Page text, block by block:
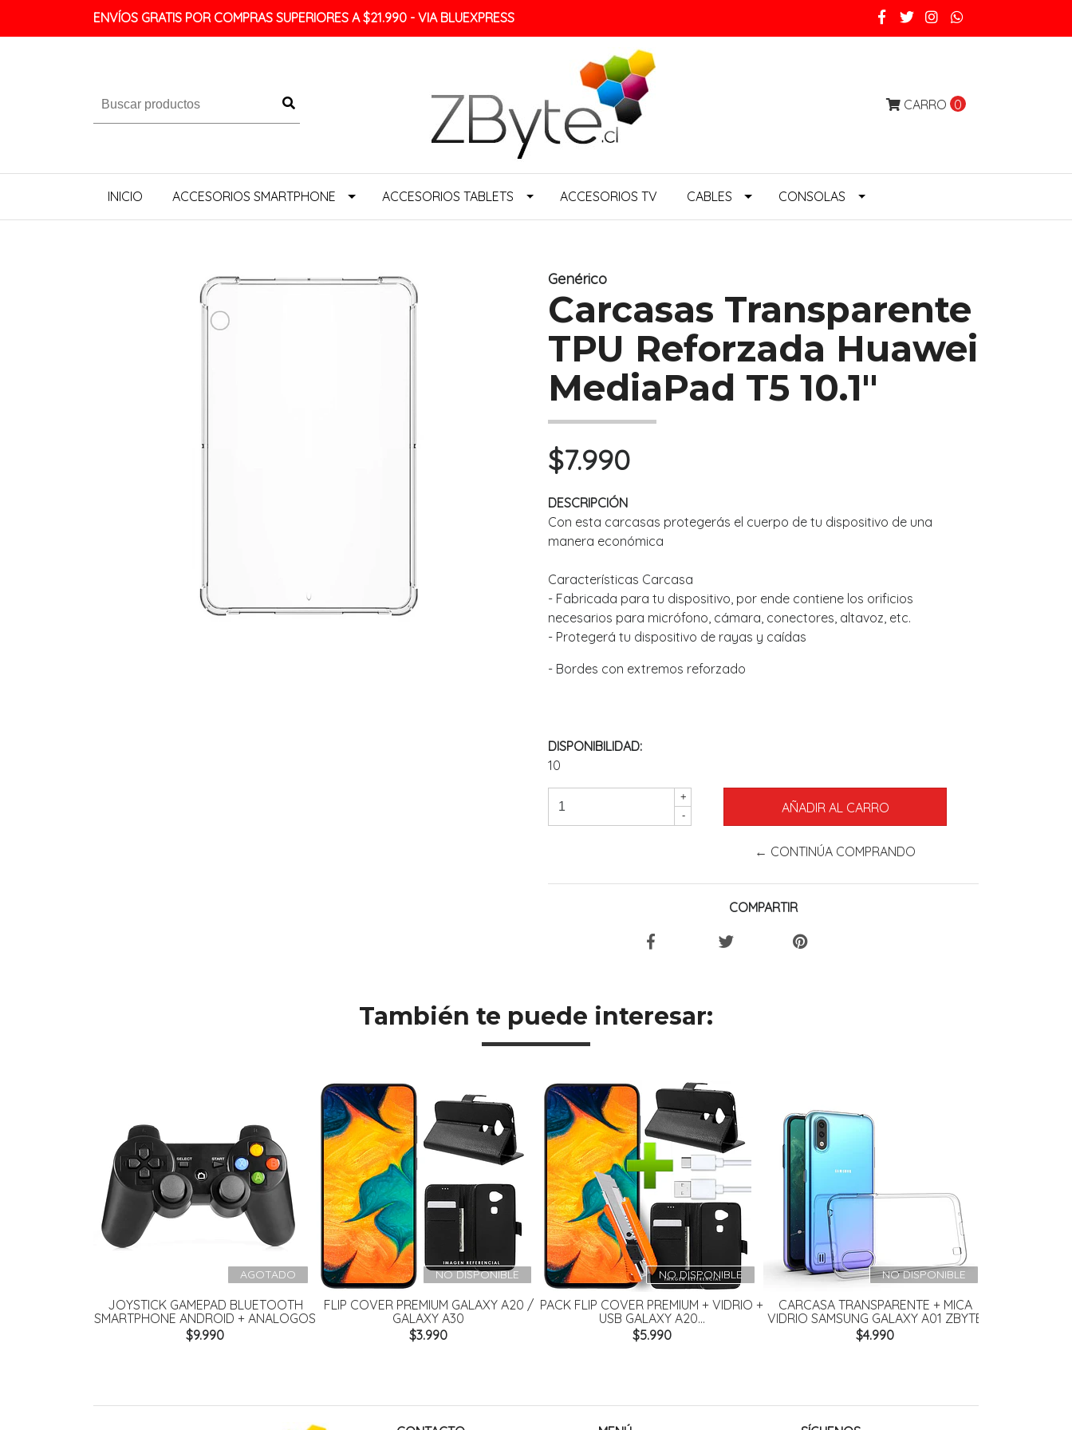
ENVÍOS GRATIS POR COMPRAS SUPERIORES A $21.990 - VIA BLUEXPRESS
CARRO 0
INICIO ACCESORIOS SMARTPHONE ACCESORIOS TABLETS ACCESORIOS TV CABLES CONSOLAS
Genérico
Carcasas Transparente
TPU Reforzada Huawei
MediaPad T5 10.1"
$7.990
DESCRIPCIÓN
Con esta carcasas protegerás el cuerpo de tu dispositivo de una
manera económica
Características Carcasa
- Fabricada para tu dispositivo, por ende contiene los orificios
necesarios para micrófono, cámara, conectores, altavoz, etc.
- Protegerá tu dispositivo de rayas y caídas
- Bordes con extremos reforzado
DISPONIBILIDAD:
10
+
-
← CONTINÚA COMPRANDO
COMPARTIR
También te puede interesar:
AGOTADO
JOYSTICK GAMEPAD BLUETOOTH
SMARTPHONE ANDROID + ANALOGOS
$9.990
NO DISPONIBLE
FLIP COVER PREMIUM GALAXY A20 /
GALAXY A30
$3.990
NO DISPONIBLE
PACK FLIP COVER PREMIUM + VIDRIO +
USB GALAXY A20...
$5.990
NO DISPONIBLE
CARCASA TRANSPARENTE + MICA
VIDRIO SAMSUNG GALAXY A01 ZBYTE
$4.990